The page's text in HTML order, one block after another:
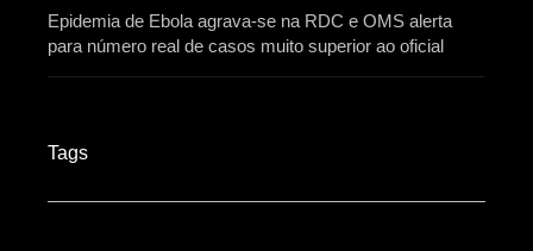
Epidemia de Ebola agrava-se na RDC e OMS alerta
para número real de casos muito superior ao oficial
Tags